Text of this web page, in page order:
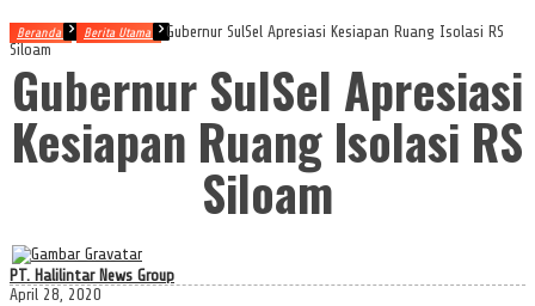
Beranda Berita Utama
Gubernur SulSel Apresiasi Kesiapan Ruang Isolasi RS
Siloam
Gubernur SulSel Apresiasi
Kesiapan Ruang Isolasi RS
Siloam
PT. Halilintar News Group
April 28, 2020